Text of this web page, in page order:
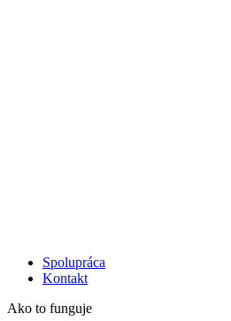
Spolupráca
Kontakt
Ako to funguje